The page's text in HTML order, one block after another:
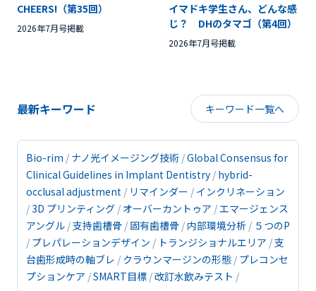
CHEERS!（第35回）
2026年7月号掲載
イマドキ学生さん、どんな感
じ？ DHのタマゴ（第4回）
2026年7月号掲載
最新キーワード キーワード一覧へ
Bio-rim ナノ光イメージング技術 Global Consensus for
Clinical Guidelines in Implant Dentistry hybrid-
occlusal adjustment
リマインダー
インクリネーション
3D プリンティング オーバーカントゥア エマージェンス
アングル 支持歯槽骨 固有歯槽骨 内部環境分析
５つのP
プレパレーションデザイン
トランジショナルエリア 支
台歯形成時の軸ブレ
クラウンマージンの形態 プレコンセ
プションケア SMART目標 改訂水飲みテスト